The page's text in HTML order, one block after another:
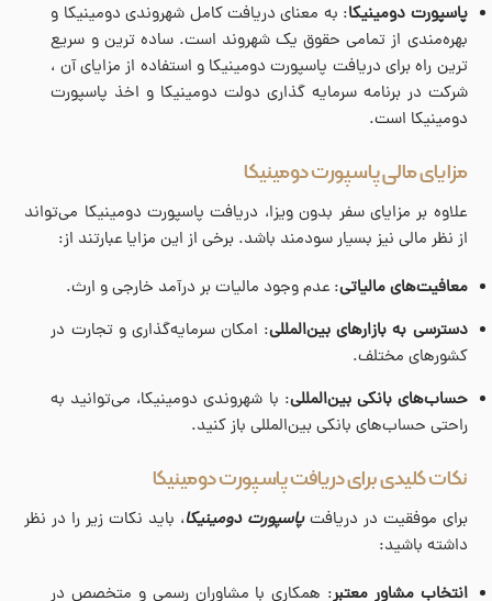
پاسپورت دومینیکا: به معنای دریافت کامل شهروندی دومینیکا و
بهره‌مندی از تمامی حقوق یک شهروند است. ساده ترین و سریع
ترین راه برای دریافت پاسپورت دومینیکا و استفاده از مزایای آن ،
شرکت در برنامه سرمایه گذاری دولت دومینیکا و اخذ پاسپورت
دومینیکا است.
مزایای مالی پاسپورت دومینیکا
علاوه بر مزایای سفر بدون ویزا، دریافت پاسپورت دومینیکا می‌تواند
از نظر مالی نیز بسیار سودمند باشد. برخی از این مزایا عبارتند از:
معافیت‌های مالیاتی: عدم وجود مالیات بر درآمد خارجی و ارث.
دسترسی به بازارهای بین‌المللی: امکان سرمایه‌گذاری و تجارت در
کشورهای مختلف.
حساب‌های بانکی بین‌المللی: با شهروندی دومینیکا، می‌توانید به
راحتی حساب‌های بانکی بین‌المللی باز کنید.
نکات کلیدی برای دریافت پاسپورت دومینیکا
برای موفقیت در دریافتپاسپورت دومینیکا، باید نکات زیر را در نظر
داشته باشید:
انتخاب مشاور معتبر: همکاری با مشاوران رسمی و متخصص در